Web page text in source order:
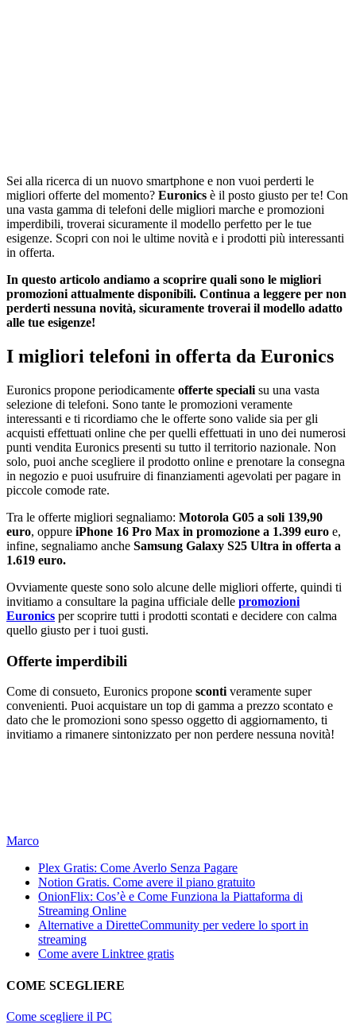
Sei alla ricerca di un nuovo smartphone e non vuoi perderti le
migliori offerte del momento? Euronics è il posto giusto per te! Con
una vasta gamma di telefoni delle migliori marche e promozioni
imperdibili, troverai sicuramente il modello perfetto per le tue
esigenze. Scopri con noi le ultime novità e i prodotti più interessanti
in offerta.
In questo articolo andiamo a scoprire quali sono le migliori
promozioni attualmente disponibili. Continua a leggere per non
perderti nessuna novità, sicuramente troverai il modello adatto
alle tue esigenze!
I migliori telefoni in offerta da Euronics
Euronics propone periodicamente offerte speciali su una vasta
selezione di telefoni. Sono tante le promozioni veramente
interessanti e ti ricordiamo che le offerte sono valide sia per gli
acquisti effettuati online che per quelli effettuati in uno dei numerosi
punti vendita Euronics presenti su tutto il territorio nazionale. Non
solo, puoi anche scegliere il prodotto online e prenotare la consegna
in negozio e puoi usufruire di finanziamenti agevolati per pagare in
piccole comode rate.
Tra le offerte migliori segnaliamo: Motorola G05 a soli 139,90
euro, oppure iPhone 16 Pro Max in promozione a 1.399 euro e,
infine, segnaliamo anche Samsung Galaxy S25 Ultra in offerta a
1.619 euro.
Ovviamente queste sono solo alcune delle migliori offerte, quindi ti
invitiamo a consultare la pagina ufficiale delle promozioni
Euronics per scoprire tutti i prodotti scontati e decidere con calma
quello giusto per i tuoi gusti.
Offerte imperdibili
Come di consueto, Euronics propone sconti veramente super
convenienti. Puoi acquistare un top di gamma a prezzo scontato e
dato che le promozioni sono spesso oggetto di aggiornamento, ti
invitiamo a rimanere sintonizzato per non perdere nessuna novità!
Marco
Plex Gratis: Come Averlo Senza Pagare
Notion Gratis. Come avere il piano gratuito
OnionFlix: Cos’è e Come Funziona la Piattaforma di
Streaming Online
Alternative a DiretteCommunity per vedere lo sport in
streaming
Come avere Linktree gratis
COME SCEGLIERE
Come scegliere il PC